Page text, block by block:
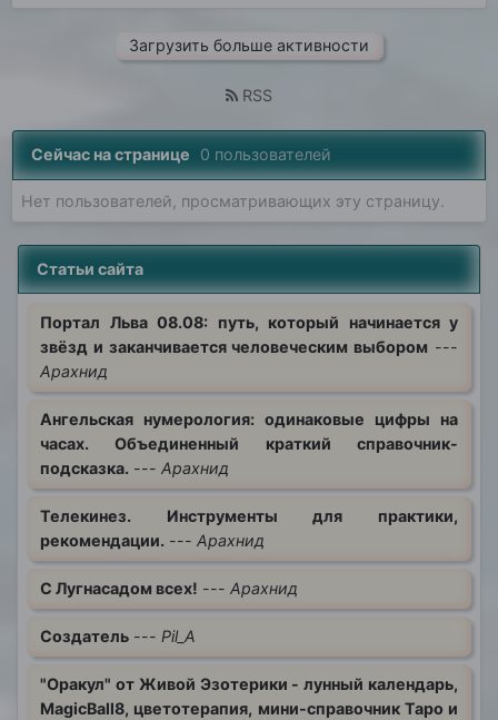
Загрузить больше активности
RSS
Сейчас на странице 0 пользователей
Нет пользователей, просматривающих эту страницу.
Статьи сайта
Портал Льва 08.08: путь, который начинается у
звёзд и заканчивается человеческим выбором ---
Арахнид
Ангельская нумерология: одинаковые цифры на
часах. Объединенный краткий справочник-
подсказка. --- Арахнид
Телекинез. Инструменты для практики,
рекомендации. --- Арахнид
С Лугнасадом всех! --- Арахнид
Создатель --- Pil_A
"Оракул" от Живой Эзотерики - лунный календарь,
MagicBall8, цветотерапия, мини-справочник Таро и